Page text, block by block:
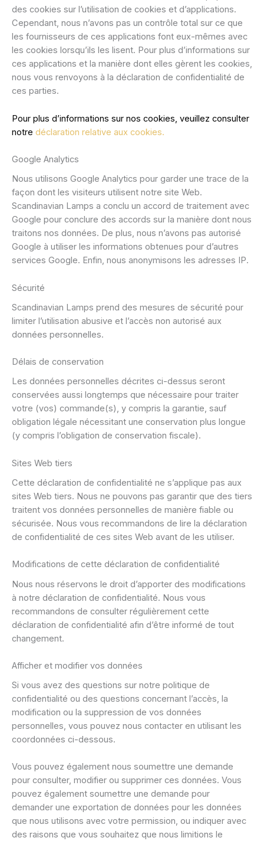
des cookies sur l’utilisation de cookies et d’applications.
Cependant, nous n’avons pas un contrôle total sur ce que
les fournisseurs de ces applications font eux-mêmes avec
les cookies lorsqu’ils les lisent. Pour plus d’informations sur
ces applications et la manière dont elles gèrent les cookies,
nous vous renvoyons à la déclaration de confidentialité de
ces parties.
Pour plus d’informations sur nos cookies, veuillez consulter
notre déclaration relative aux cookies.
Google Analytics
Nous utilisons Google Analytics pour garder une trace de la
façon dont les visiteurs utilisent notre site Web.
Scandinavian Lamps a conclu un accord de traitement avec
Google pour conclure des accords sur la manière dont nous
traitons nos données. De plus, nous n’avons pas autorisé
Google à utiliser les informations obtenues pour d’autres
services Google. Enfin, nous anonymisons les adresses IP.
Sécurité
Scandinavian Lamps prend des mesures de sécurité pour
limiter l’utilisation abusive et l’accès non autorisé aux
données personnelles.
Délais de conservation
Les données personnelles décrites ci-dessus seront
conservées aussi longtemps que nécessaire pour traiter
votre (vos) commande(s), y compris la garantie, sauf
obligation légale nécessitant une conservation plus longue
(y compris l’obligation de conservation fiscale).
Sites Web tiers
Cette déclaration de confidentialité ne s’applique pas aux
sites Web tiers. Nous ne pouvons pas garantir que des tiers
traitent vos données personnelles de manière fiable ou
sécurisée. Nous vous recommandons de lire la déclaration
de confidentialité de ces sites Web avant de les utiliser.
Modifications de cette déclaration de confidentialité
Nous nous réservons le droit d’apporter des modifications
à notre déclaration de confidentialité. Nous vous
recommandons de consulter régulièrement cette
déclaration de confidentialité afin d’être informé de tout
changement.
Afficher et modifier vos données
Si vous avez des questions sur notre politique de
confidentialité ou des questions concernant l’accès, la
modification ou la suppression de vos données
personnelles, vous pouvez nous contacter en utilisant les
coordonnées ci-dessous.
Vous pouvez également nous soumettre une demande
pour consulter, modifier ou supprimer ces données. Vous
pouvez également soumettre une demande pour
demander une exportation de données pour les données
que nous utilisons avec votre permission, ou indiquer avec
des raisons que vous souhaitez que nous limitions le